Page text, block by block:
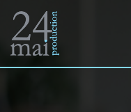
Un
directement